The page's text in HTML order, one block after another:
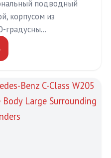
подводный
корпусом из
градусны…